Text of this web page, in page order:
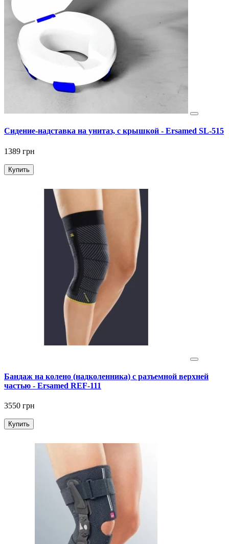
Сидение-надставка на унитаз, с крышкой - Ersamed SL-515
1389 грн
Купить
Бандаж на колено (надколенника) с разъемной верхней
частью - Ersamed REF-111
3550 грн
Купить